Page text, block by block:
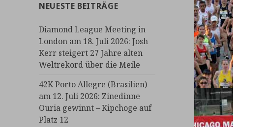
NEUESTE BEITRÄGE
Diamond League Meeting in
London am 18. Juli 2026: Josh
Kerr steigert 27 Jahre alten
Weltrekord über die Meile
42K Porto Allegre (Brasilien)
am 12. Juli 2026: Zinedinne
Ouria gewinnt – Kipchoge auf
Platz 12